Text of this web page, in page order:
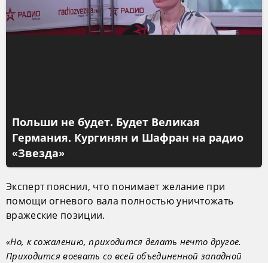
Польши не будет. Будет Великая
Германия. Кургинян и Шафран на радио
«Звезда»
Эксперт пояснил, что понимает желание при
помощи огневого вала полностью уничтожать
вражеские позиции.
«Но, к сожалению, приходится делать нечто другое.
Приходится воевать со всей объединенной западной